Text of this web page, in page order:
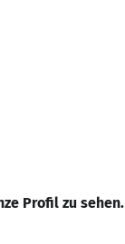
Profil zu sehen.